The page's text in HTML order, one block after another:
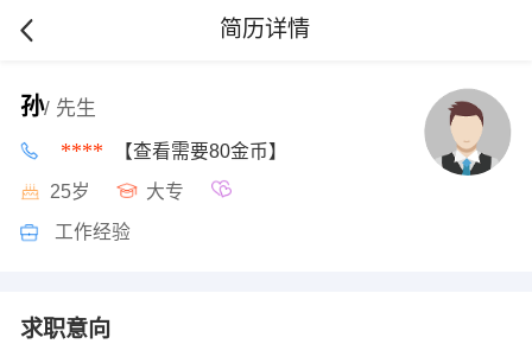
简历详情
孙/ 先生
**** 【查看需要80金币】
25岁 大专
工作经验
求职意向